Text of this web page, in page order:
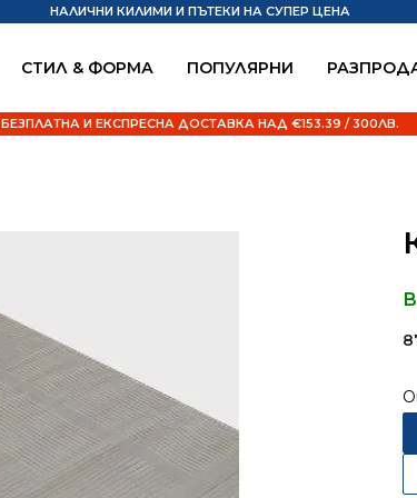
СТИЛ & ФОРМА ПОПУЛЯРНИ
НАЛИЧНИ КИЛИМИ И ПЪТЕКИ НА СУПЕР ЦЕНА
БЕЗПЛАТНА И ЕКСПРЕСНА ДОСТАВКА НАД €153.39 / 300ЛВ.